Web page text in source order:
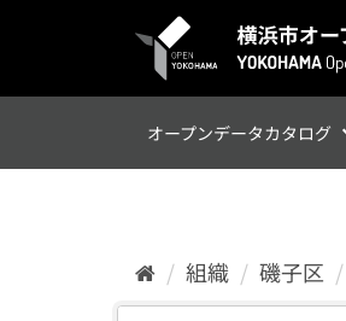
オープンデータカタログ
組織 磯子区